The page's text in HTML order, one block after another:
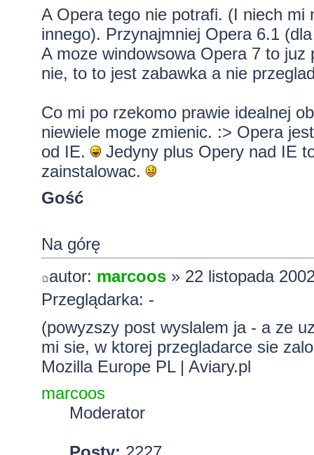
A Opera tego nie potrafi. (I niech
innego). Przynajmniej Opera 6.1
A moze windowsowa Opera 7 to
nie, to to jest zabawka a nie
Co mi po rzekomo prawie idealnej
niewiele moge zmienic. :> Opera
od IE.
Jedyny plus Opery nad IE
zainstalowac.
Gość
Na górę
autor: marcoos» 22 listopada
Przeglądarka: -
(powyzszy post wyslalem ja - a ze
mi sie, w ktorej przegladarce sie
Mozilla Europe PL| Aviary.pl
marcoos
Moderator